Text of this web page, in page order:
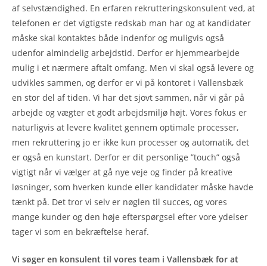
af selvstændighed. En erfaren rekrutteringskonsulent ved, at
telefonen er det vigtigste redskab man har og at kandidater
måske skal kontaktes både indenfor og muligvis også
udenfor almindelig arbejdstid. Derfor er hjemmearbejde
mulig i et nærmere aftalt omfang. Men vi skal også levere og
udvikles sammen, og derfor er vi på kontoret i Vallensbæk
en stor del af tiden. Vi har det sjovt sammen, når vi går på
arbejde og vægter et godt arbejdsmiljø højt. Vores fokus er
naturligvis at levere kvalitet gennem optimale processer,
men rekruttering jo er ikke kun processer og automatik, det
er også en kunstart. Derfor er dit personlige ”touch” også
vigtigt når vi vælger at gå nye veje og finder på kreative
løsninger, som hverken kunde eller kandidater måske havde
tænkt på. Det tror vi selv er nøglen til succes, og vores
mange kunder og den høje efterspørgsel efter vore ydelser
tager vi som en bekræftelse heraf.
Vi søger en konsulent til vores team i Vallensbæk for at